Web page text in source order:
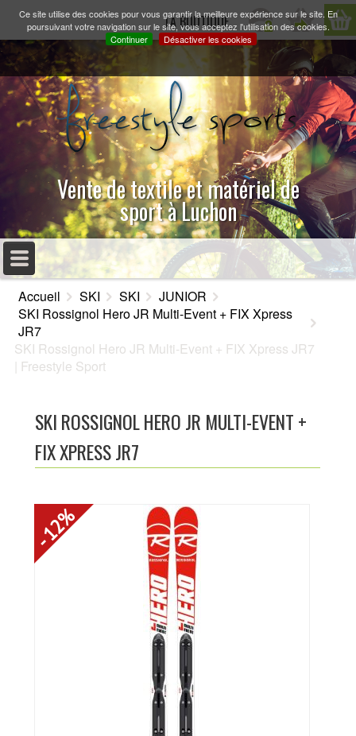
Ce site utilise des cookies pour vous garantir la meilleure expérience sur le site. En
poursuivant votre navigation sur le site, vous acceptez l'utilisation des cookies.
Continuer
Désactiver les cookies
LA BOUTIQUE
Vente de textile et matériel de
sport à Luchon
MENU PRINCIPAL
ACCUEIL
NOTRE CATALOGUE
CRÉER UN COMPTE
LIENS UTILES
CONTACTEZ-NOUS
LOCATION DE SKI
Accueil SKI SKI
JUNIOR
SKI Rossignol Hero JR Multi-Event + FIX Xpress
JR7
SKI Rossignol Hero JR Multi-Event + FIX Xpress JR7
| Freestyle Sport
SKI ROSSIGNOL HERO JR MULTI-EVENT +
FIX XPRESS JR7
- 12%